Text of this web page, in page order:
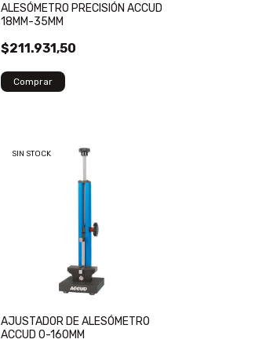
ALESÓMETRO PRECISIÓN ACCUD
18MM-35MM
$211.931,50
SIN STOCK
AJUSTADOR DE ALESÓMETRO
ACCUD 0-160MM